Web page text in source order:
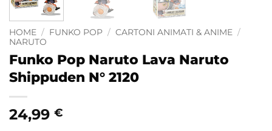
HOME / FUNKO POP / CARTONI ANIMATI & ANIME /
NARUTO
Funko Pop Naruto Lava Naruto
Shippuden N° 2120
24,99 €